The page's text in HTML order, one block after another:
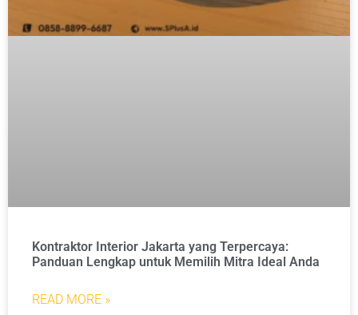
Kontraktor Interior Jakarta yang Terpercaya:
Panduan Lengkap untuk Memilih Mitra Ideal Anda
READ MORE »